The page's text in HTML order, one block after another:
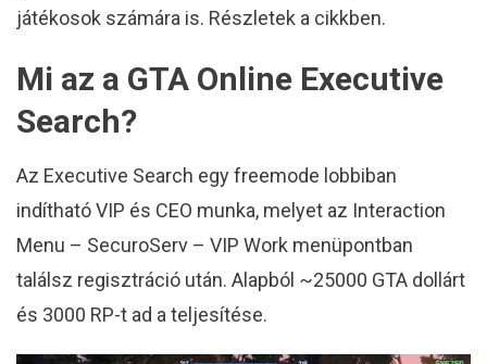
játékosok számára is. Részletek a cikkben.
Mi az a GTA Online Executive
Search?
Az Executive Search egy freemode lobbiban
indítható VIP és CEO munka, melyet az Interaction
Menu – SecuroServ – VIP Work menüpontban
találsz regisztráció után. Alapból ~25000 GTA dollárt
és 3000 RP-t ad a teljesítése.